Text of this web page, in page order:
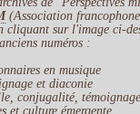
(Association
cliquant sur l'image ci-
numéros :
en musique
et diaconie
conjugalité, témoignage
et culture émergente